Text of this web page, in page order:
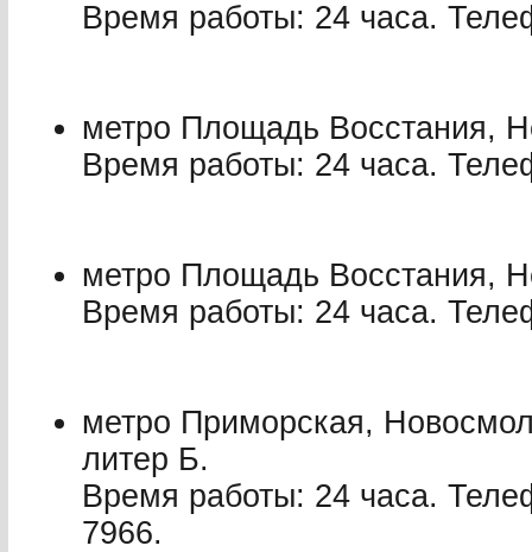
Время работы: 24 часа.
метро Площадь Восстания,
Время работы: 24 часа.
метро Площадь Восстания,
Время работы: 24 часа.
метро Приморская,
литер Б.
Время работы: 24 часа.
7966.